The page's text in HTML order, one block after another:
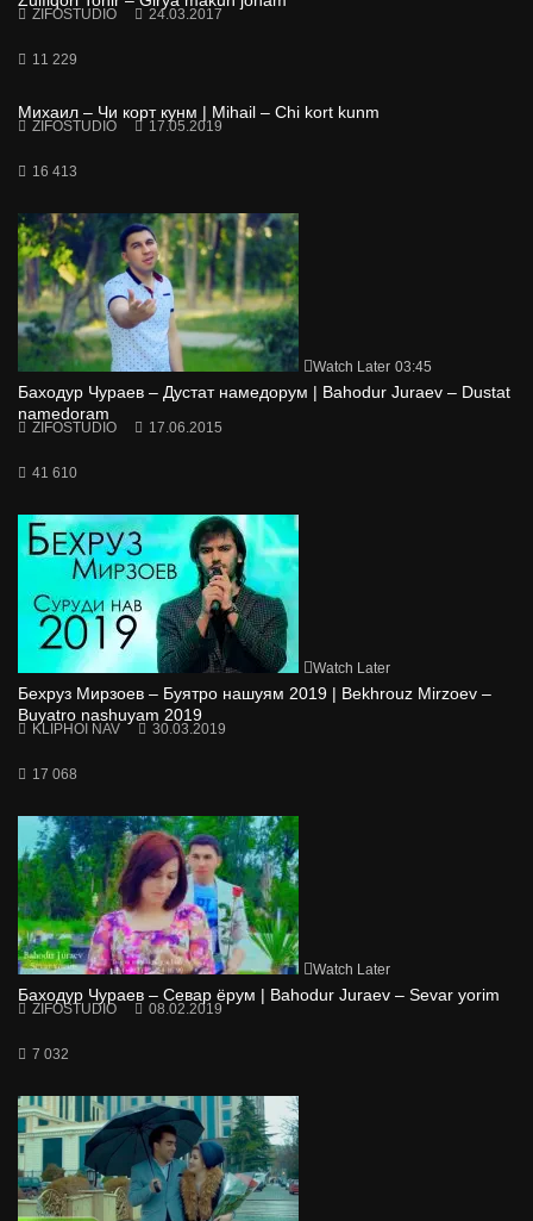
ZIFOSTUDIO 24.03.2017
11 229
Михаил – Чи корт кунм | Mihail – Chi kort kunm
ZIFOSTUDIO 17.05.2019
16 413
Watch Later 03:45
Баходур Чураев – Дустат намедорум | Bahodur Juraev – Dustat
namedoram
ZIFOSTUDIO 17.06.2015
41 610
Watch Later
Бехруз Мирзоев – Буятро нашуям 2019 | Bekhrouz Mirzoev –
Buyatro nashuyam 2019
KLIPHOI NAV 30.03.2019
17 068
Watch Later
Баходур Чураев – Севар ёрум | Bahodur Juraev – Sevar yorim
ZIFOSTUDIO 08.02.2019
7 032